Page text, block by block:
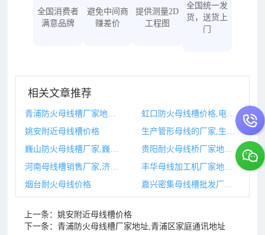
全国消费者
满意品牌
避免中间商
赚差价
提供测量2D
工程图
全国统一发
货，送货上
门
相关文章推荐
虹口防火母线槽价格,电井母线槽防火封堵图集
姚安附近母线槽价格
烟台耐火母线价格
上一条：姚安附近母线槽价格
下一条：青浦防火母线槽厂家地址,青浦区家庭通讯地址